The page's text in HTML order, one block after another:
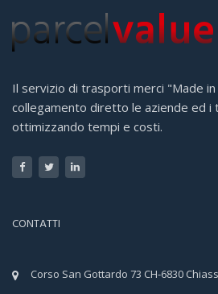
Il servizio di trasporti merci "Made
collegamento diretto le aziende ed
ottimizzando tempi e costi.
CONTATTI
Corso San Gottardo 73 CH-6830